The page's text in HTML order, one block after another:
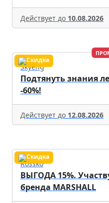
Действует до 10.08.2026
Skyeng
Подтянуть знания
-60%!
Действует до 12.08.2026
Rossko
ВЫГОДА 15%.
бренда MARSHALL